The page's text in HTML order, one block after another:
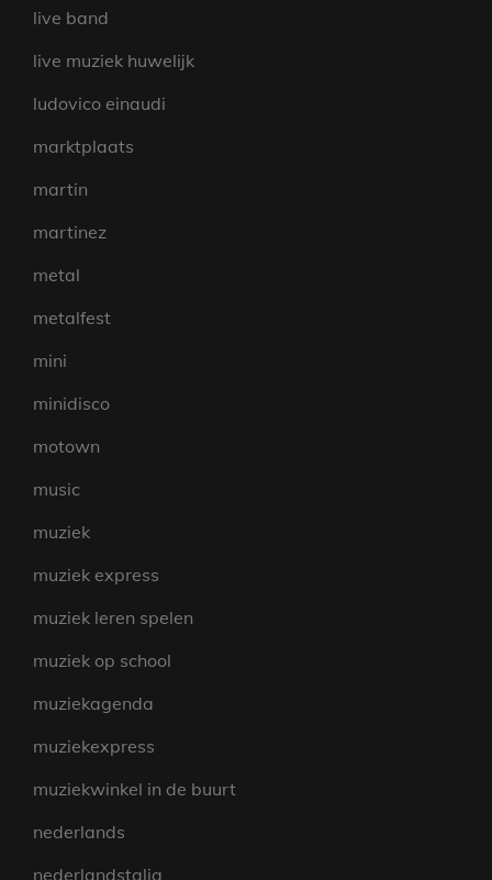
live band
live muziek huwelijk
ludovico einaudi
marktplaats
martin
martinez
metal
metalfest
mini
minidisco
motown
music
muziek
muziek express
muziek leren spelen
muziek op school
muziekagenda
muziekexpress
muziekwinkel in de buurt
nederlands
nederlandstalig